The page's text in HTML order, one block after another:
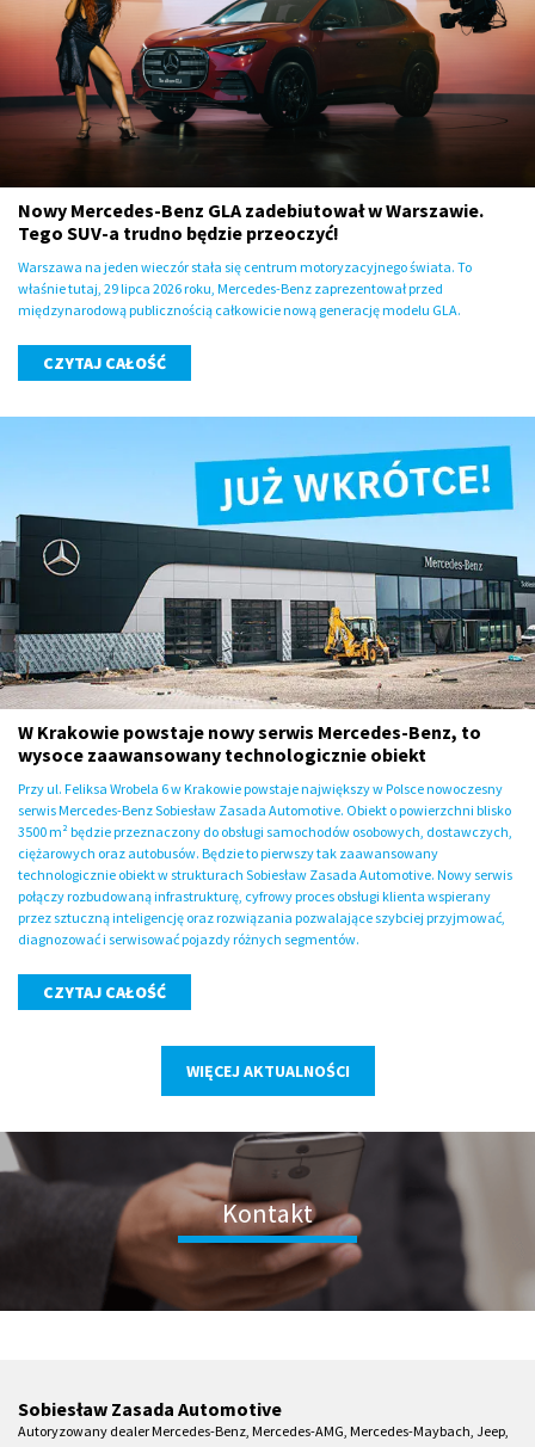
Nowy Mercedes-Benz GLA zadebiutował w Warszawie.
Tego SUV-a trudno będzie przeoczyć!
Warszawa na jeden wieczór stała się centrum motoryzacyjnego świata. To
właśnie tutaj, 29 lipca 2026 roku, Mercedes-Benz zaprezentował przed
międzynarodową publicznością całkowicie nową generację modelu GLA.
CZYTAJ CAŁOŚĆ
W Krakowie powstaje nowy serwis Mercedes-Benz, to
wysoce zaawansowany technologicznie obiekt
Przy ul. Feliksa Wrobela 6 w Krakowie powstaje największy w Polsce nowoczesny
serwis Mercedes-Benz Sobiesław Zasada Automotive. Obiekt o powierzchni blisko
3500 m² będzie przeznaczony do obsługi samochodów osobowych, dostawczych,
ciężarowych oraz autobusów. Będzie to pierwszy tak zaawansowany
technologicznie obiekt w strukturach Sobiesław Zasada Automotive. Nowy serwis
połączy rozbudowaną infrastrukturę, cyfrowy proces obsługi klienta wspierany
przez sztuczną inteligencję oraz rozwiązania pozwalające szybciej przyjmować,
diagnozować i serwisować pojazdy różnych segmentów.
CZYTAJ CAŁOŚĆ
WIĘCEJ AKTUALNOŚCI
Kontakt
Sobiesław Zasada Automotive
Autoryzowany dealer Mercedes-Benz, Mercedes-AMG, Mercedes-Maybach, Jeep,